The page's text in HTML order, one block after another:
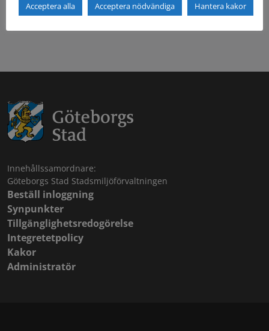
Säkerhetsordningen
Innehållssamordnare:
Göteborgs Stad Stadsmiljöförvaltningen
Beställ inloggning
Synpunkter
Tillgänglighetsredogörelse
Integretetpolicy
Kakor
Administratör
Acceptera alla Acceptera nödvändiga Hantera kakor